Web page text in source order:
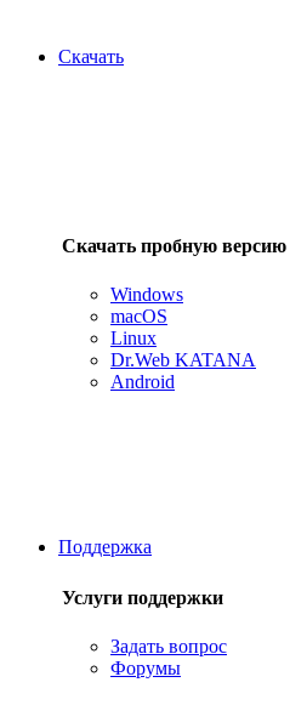
Скачать
Скачать пробную версию
Windows
macOS
Linux
Dr.Web KATANA
Android
Поддержка
Услуги поддержки
Задать вопрос
Форумы